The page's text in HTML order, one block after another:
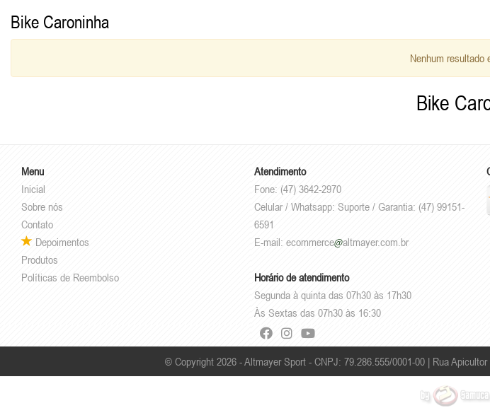
Bike Caroninha
Nenhum resultado
Bike
Menu
Inicial
Sobre nós
Contato
Depoimentos
Produtos
Políticas de Reembolso
Atendimento
Fone: (47) 3642-2970
Celular / Whatsapp: Suporte / Garantia: (47) 99151-
6591
E-mail: ecommerce altmayer.com.br
Horário de atendimento
Segunda à quinta das 07h30 às 17h30
Às Sextas das 07h30 às 16:30
© Copyright 2026 - Altmayer Sport - CNPJ: 79.286.555/0001-00 | Rua